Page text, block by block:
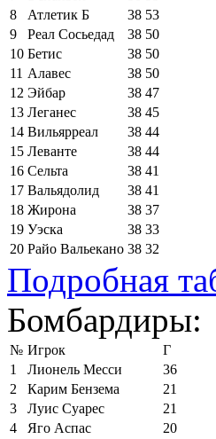
8
Атлетик Б 38 53
9
Реал Сосьедад 38 50
10 Бетис 38 50
11 Алавес 38 50
12 Эйбар 38 47
13 Леганес 38 45
14 Вильярреал 38 44
15 Леванте 38 44
16 Сельта 38 41
17 Вальядолид 38 41
18 Жирона 38 37
19 Уэска 38 33
20 Райо Вальекано 38 32
Подробная
Бомбардиры:
№ Игрок
Г
1
Лионель Месси
36
2
Карим Бензема
21
3
Луис Суарес
21
4
Яго Аспас
20